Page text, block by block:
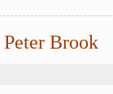
Brook